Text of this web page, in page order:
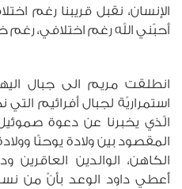
الإنسان، نقبل قريبنا رغم
أحبّني الله رغم اختلافي، رغم
انطلقت مريم الى جبال
استمراريّة لجبال أفرائيم
الّذي يخبرنا عن دعوة
المقصود بين ولادة يوحنّا
الكاهن، الوالدين
أُعطي داود الوعد بأنّ من